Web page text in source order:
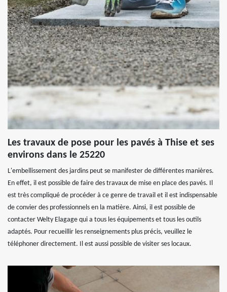
Les travaux de pose pour les pavés à Thise et ses
environs dans le 25220
L'embellissement des jardins peut se manifester de différentes manières.
En effet, il est possible de faire des travaux de mise en place des pavés. Il
est très compliqué de procéder à ce genre de travail et il est indispensable
de convier des professionnels en la matière. Ainsi, il est possible de
contacter Welty Elagage qui a tous les équipements et tous les outils
adaptés. Pour recueillir les renseignements plus précis, veuillez le
téléphoner directement. Il est aussi possible de visiter ses locaux.